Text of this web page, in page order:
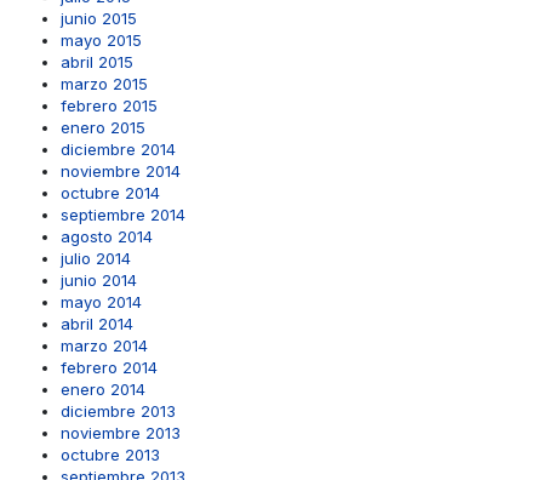
junio 2015
mayo 2015
abril 2015
marzo 2015
febrero 2015
enero 2015
diciembre 2014
noviembre 2014
octubre 2014
septiembre 2014
agosto 2014
julio 2014
junio 2014
mayo 2014
abril 2014
marzo 2014
febrero 2014
enero 2014
diciembre 2013
noviembre 2013
octubre 2013